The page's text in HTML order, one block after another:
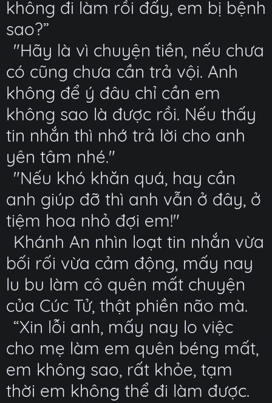
không đi làm rồi đấy, em bị bệnh
sao?”
"Hãy là vì chuyện tiền, nếu chưa
có cũng chưa cần trả vội. Anh
không để ý đâu chỉ cần em
không sao là được rồi. Nếu thấy
tin nhắn thì nhớ trả lời cho anh
yên tâm nhé."
"Nếu khó khăn quá, hay cần
anh giúp đỡ thì anh vẫn ở đây, ở
tiệm hoa nhỏ đợi em!"
Khánh An nhìn loạt tin nhắn vừa
bối rối vừa cảm động, mấy nay
lu bu làm cô quên mất chuyện
của Cúc Tử, thật phiền não mà.
“Xin lỗi anh, mấy nay lo việc
cho mẹ làm em quên béng mất,
em không sao, rất khỏe, tạm
thời em không thể đi làm được.